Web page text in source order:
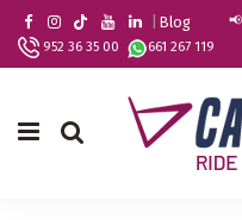
Blog
952 36 35 00
661 267 119